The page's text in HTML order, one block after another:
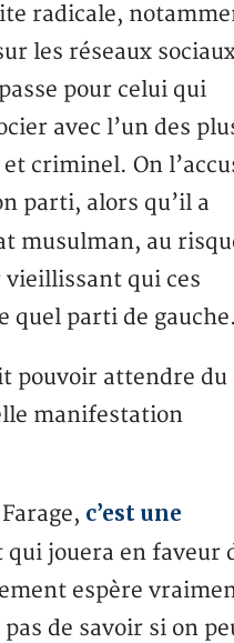
radicale,
les réseaux
pour celui qui
avec l’un des
criminel. On
parti, alors qu’il a
musulman, au
vieillissant qui ces
quel parti de gauche.
pouvoir attendre du
manifestation
c’est une
jouera en faveur
espère
de savoir si on